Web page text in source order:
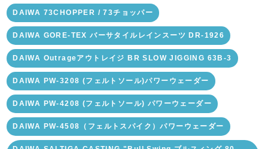
DAIWA 73CHOPPER / 73チョッパー
DAIWA GORE-TEX バーサタイルレインスーツ DR-1926
DAIWA Outrageアウトレイジ BR SLOW JIGGING 63B-3
DAIWA PW-3208 (フェルトソール)パワーウェーダー
DAIWA PW-4208 (フェルトソール) パワーウェーダー
DAIWA PW-4508（フェルトスパイク）パワーウェーダー